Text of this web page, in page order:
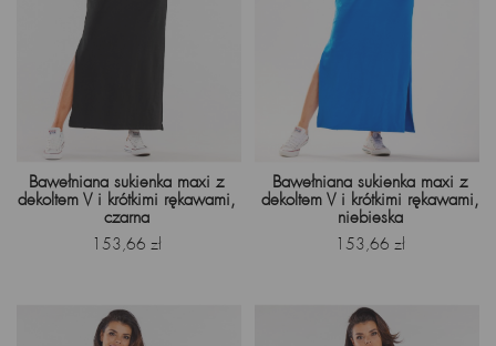
Bawełniana sukienka maxi z
dekoltem V i krótkimi rękawami,
czarna
Cena
153,66 zł
Bawełniana sukienka maxi z
dekoltem V i krótkimi rękawami,
niebieska
Cena
153,66 zł